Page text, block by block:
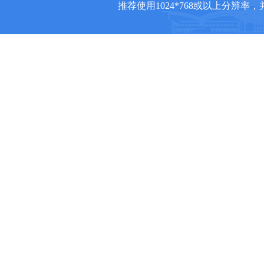
推荐使用1024*768或以上分辨率